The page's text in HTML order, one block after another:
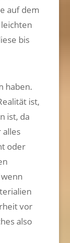
auf dem
bis
haben.
ist,
ist, da
alles
oder
vor
also